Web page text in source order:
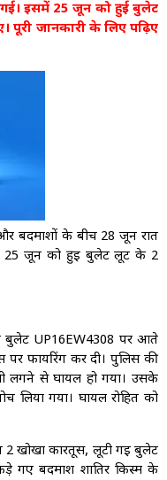
इसमें 25 जून को हुई बुलेट
पूरी जानकारी के लिए पढ़िए
बदमाशों के बीच 28 जून रात
25 जून को हुई बुलेट लूट के 2
बुलेट UP16EW4308 पर आते
फायरिंग कर दी। पुलिस की
लगने से घायल हो गया। उसके
लिया गया। घायल रोहित को
2 खोखा कारतूस, लूटी गई बुलेट
गए बदमाश शातिर किस्म के